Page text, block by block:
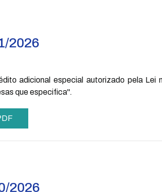
2026
adicional especial autorizado pela
que especifica".
2026